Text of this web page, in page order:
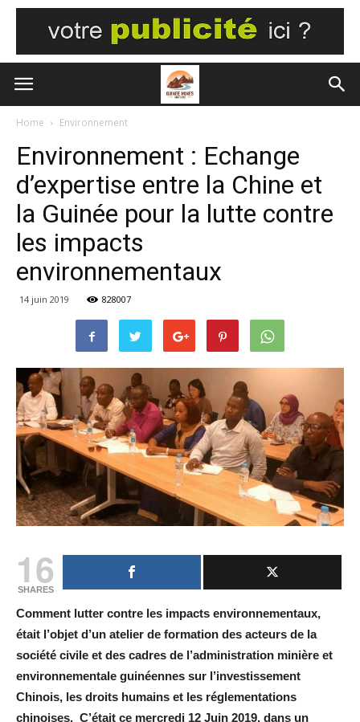
Home Environnement
Environnement : Echange
d’expertise entre la Chine et
la Guinée pour la lutte contre
les impacts
environnementaux
14 juin 2019 828007
16
SHARES
Comment lutter contre les impacts environnementaux,
était l’objet d’un atelier de formation des acteurs de la
société civile et des cadres de l’administration minière et
environnementale guinéennes sur l’investissement
Chinois, les droits humains et les réglementations
chinoises. C’était ce mercredi 12 Juin 2019, dans un